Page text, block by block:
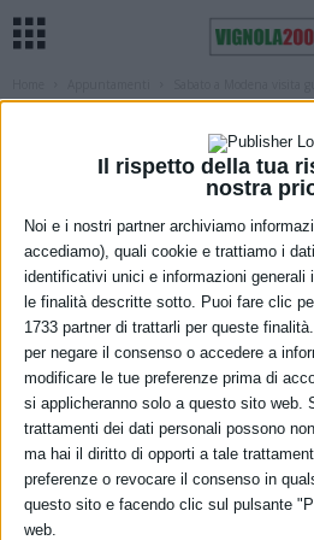
Il rispetto della tua
nostra
Noi e i nostri partner archiviamo
accediamo), quali cookie e trattiamo i
identificativi unici e informazioni generali
le finalità descritte sotto. Puoi fare clic
1733 partner di trattarli per queste
per negare il consenso o accedere a
modificare le tue preferenze prima di
si applicheranno solo a questo sito web.
trattamenti dei dati personali possono
ma hai il diritto di opporti a tale
preferenze o revocare il consenso in
questo sito e facendo clic sul pulsante
web.
Sabato a Modena
Duomo e Ghirlandina
23 Febbraio 2023
Il lavoro dei maestri Campionesi nel
Ghirlandina è al centro della visita
torre civica in programma sabato 25